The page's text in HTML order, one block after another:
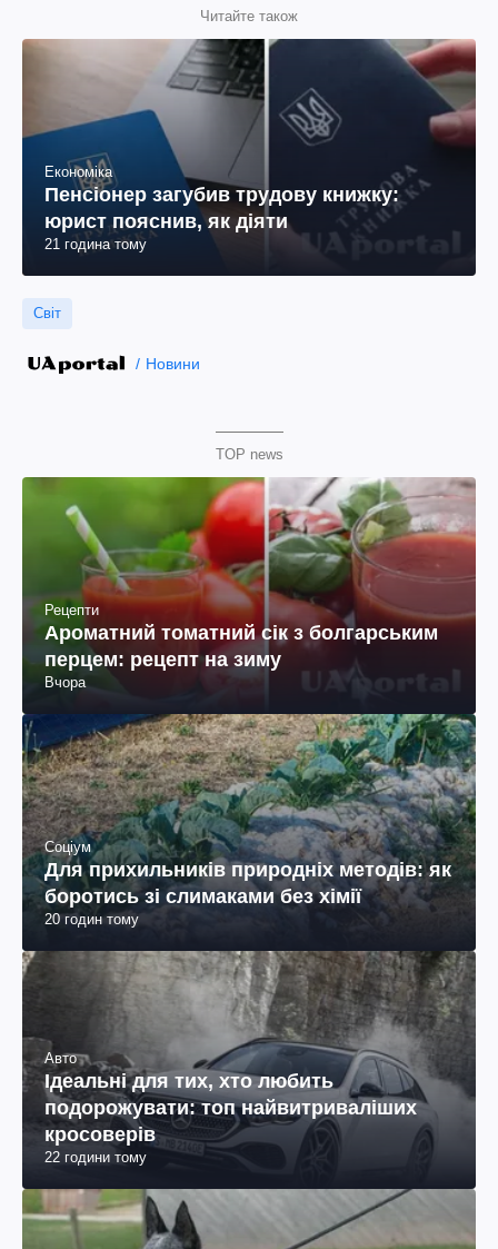
Читайте також
Економіка
Пенсіонер загубив трудову книжку:
юрист пояснив, як діяти
21 година тому
Світ
Новини
TOP news
Рецепти
Ароматний томатний сік з болгарським
перцем: рецепт на зиму
Вчора
Соціум
Для прихильників природніх методів: як
боротись зі слимаками без хімії
20 годин тому
Авто
Ідеальні для тих, хто любить
подорожувати: топ найвитриваліших
кросоверів
22 години тому